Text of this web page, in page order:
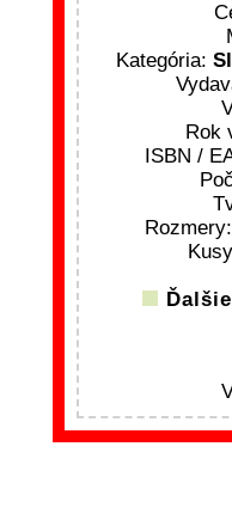
Kategória:
Rok
ISBN /